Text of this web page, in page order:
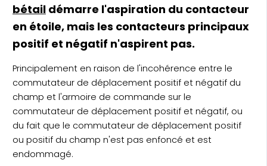
bétaildémarre l'aspiration du contacteur
en étoile, mais les contacteurs principaux
positif et négatif n'aspirent pas.
Principalement en raison de l'incohérence entre le
commutateur de déplacement positif et négatif du
champ et l'armoire de commande sur le
commutateur de déplacement positif et négatif, ou
du fait que le commutateur de déplacement positif
ou positif du champ n'est pas enfoncé et est
endommagé.